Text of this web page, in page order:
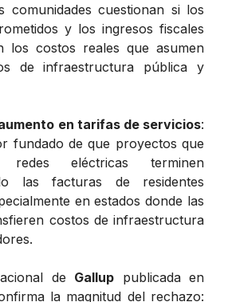
comunidades cuestionan si los
y los ingresos fiscales
los costos reales que asumen
de infraestructura pública y
en tarifas de servicios:
fundado de que proyectos que
redes eléctricas terminen
las facturas de residentes
en estados donde las
costos de infraestructura
de Gallup publicada en
la magnitud del rechazo: